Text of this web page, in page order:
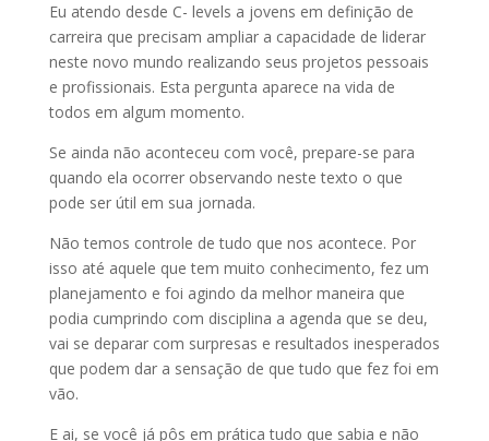
Eu atendo desde C- levels a jovens em definição de
carreira que precisam ampliar a capacidade de liderar
neste novo mundo realizando seus projetos pessoais
e profissionais. Esta pergunta aparece na vida de
todos em algum momento.
Se ainda não aconteceu com você, prepare-se para
quando ela ocorrer observando neste texto o que
pode ser útil em sua jornada.
Não temos controle de tudo que nos acontece. Por
isso até aquele que tem muito conhecimento, fez um
planejamento e foi agindo da melhor maneira que
podia cumprindo com disciplina a agenda que se deu,
vai se deparar com surpresas e resultados inesperados
que podem dar a sensação de que tudo que fez foi em
vão.
E ai, se você já pôs em prática tudo que sabia e não